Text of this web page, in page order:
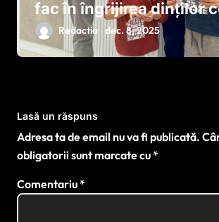
fac în îngrijirea dinților
Redactia dec. 8, 2025
Lasă un răspuns
Adresa ta de email nu va fi publicată.
obligatorii sunt marcate cu*
Comentariu*